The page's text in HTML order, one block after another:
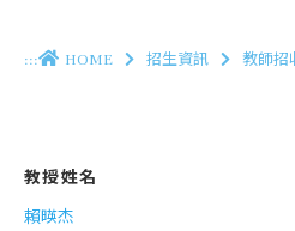
::: HOME 招生資訊 教師招
教授姓名
賴暎杰